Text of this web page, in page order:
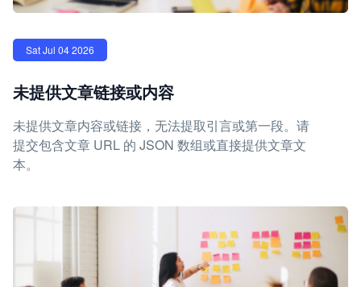
Sat Jul 04 2026
未提供文章链接或内容
未提供文章内容或链接，无法提取引言或第一段。请
提交包含文章 URL 的 JSON 数组或直接提供文章文
本。